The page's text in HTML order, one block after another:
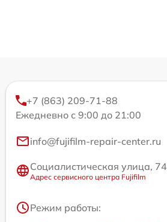
+7 (863) 209-71-88
Ежедневно с 9:00 до 21:00
info@fujifilm-repair-center.ru
Социалистическая улица, 74
Адрес сервисного центра Fujifilm
Режим работы: